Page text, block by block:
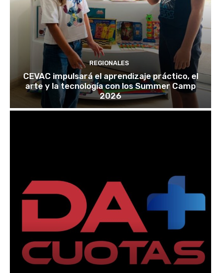
REGIONALES
CEVAC impulsará el aprendizaje práctico, el
arte y la tecnología con los Summer Camp
2026